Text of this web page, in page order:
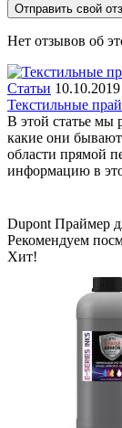
Отправить свой
Нет отзывов об
Статьи 10.10.2019
Текстильные
В этой статье мы
какие они
области прямой
информацию в
Dupont Праймер
Рекомендуем
Хит!